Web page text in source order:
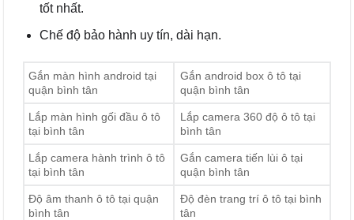
tốt nhất.
Chế độ bảo hành uy tín, dài hạn.
Gắn màn hình android tại
quận bình tân
Gắn android box ô tô tại
quận bình tân
Lắp màn hình gối đầu ô tô
tại bình tân
Lắp camera 360 độ ô tô tại
bình tân
Lắp camera hành trình ô tô
tại bình tân
Gắn camera tiến lùi ô tại
quận bình tân
Độ âm thanh ô tô tại quận
bình tân
Độ đèn trang trí ô tô tại bình
tân